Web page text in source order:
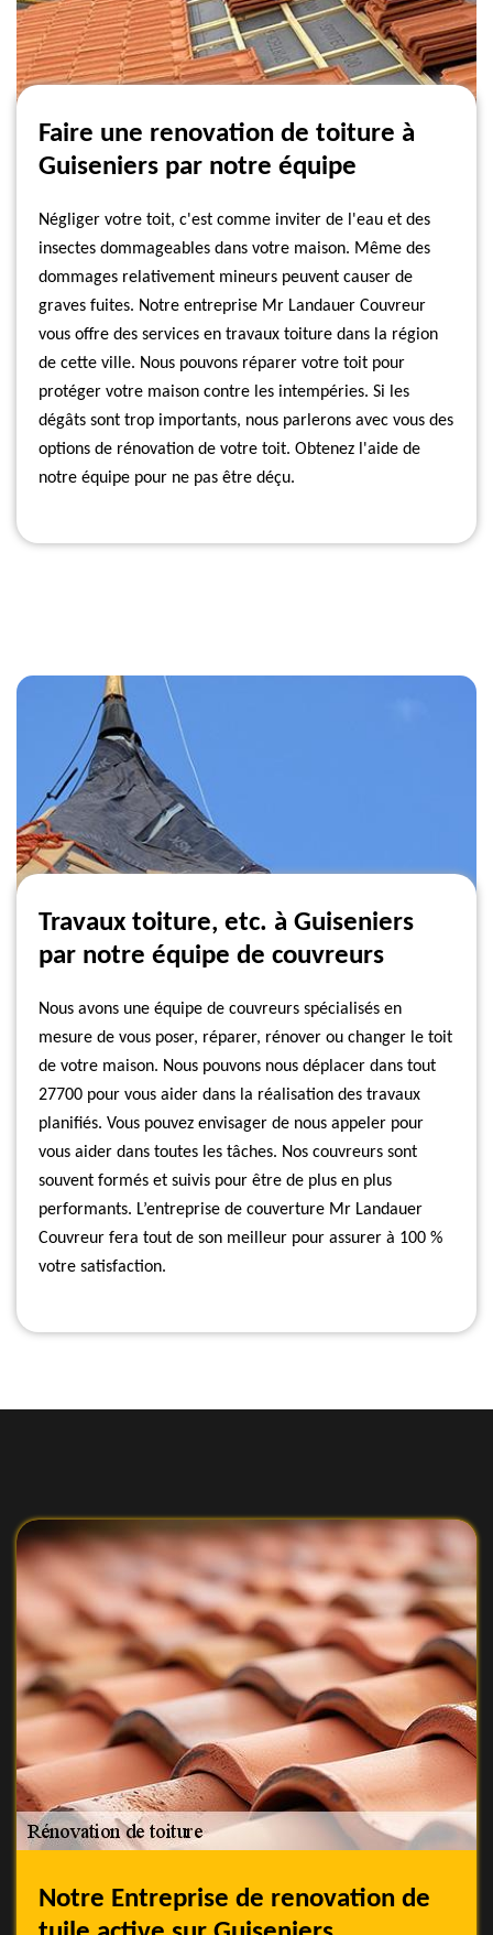
Faire une renovation de toiture à
Guiseniers par notre équipe
Négliger votre toit, c'est comme inviter de l'eau et des
insectes dommageables dans votre maison. Même des
dommages relativement mineurs peuvent causer de
graves fuites. Notre entreprise Mr Landauer Couvreur
vous offre des services en travaux toiture dans la région
de cette ville. Nous pouvons réparer votre toit pour
protéger votre maison contre les intempéries. Si les
dégâts sont trop importants, nous parlerons avec vous des
options de rénovation de votre toit. Obtenez l'aide de
notre équipe pour ne pas être déçu.
Travaux toiture, etc. à Guiseniers
par notre équipe de couvreurs
Nous avons une équipe de couvreurs spécialisés en
mesure de vous poser, réparer, rénover ou changer le toit
de votre maison. Nous pouvons nous déplacer dans tout
27700 pour vous aider dans la réalisation des travaux
planifiés. Vous pouvez envisager de nous appeler pour
vous aider dans toutes les tâches. Nos couvreurs sont
souvent formés et suivis pour être de plus en plus
performants. L’entreprise de couverture Mr Landauer
Couvreur fera tout de son meilleur pour assurer à 100 %
votre satisfaction.
Notre Entreprise de renovation de